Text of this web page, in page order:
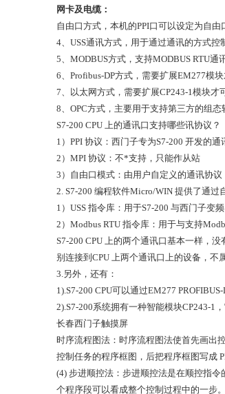
网卡及电缆：
自由口方式，本机的PPI口可以设定为自
4、USS通讯方式，用于通过通讯的方式
5、MODBUS方式，支持MODBUS RTU
6、Profibus-DP方式，需要扩展EM277模
7、以太网方式，需要扩展CP243-1模块才
8、OPC方式，主要用于支持第三方的组态
S7-200 CPU 上的通讯口支持哪些讯协议？
1）PPI 协议：西门子专为S7-200 开发的通
2）MPI 协议：不*支持，只能作从站
3）自由口模式：由用户自定义的通讯协
2. S7-200 编程软件Micro/WIN 提供了通过
1）USS 指令库：用于S7-200 与西门子变
2）Modbus RTU 指令库：用于与支持
S7-200 CPU 上的两个通讯口基本一样，
别连接到CPU 上两个通讯口上的设备，不
3.另外，还有：
1).S7-200 CPU可以通过EM277
2).S7-200系统拥有一种智能模块CP243-1
长春西门子触摸屏
时序流程图法：时序流程图法使首先画出
控制任务的程序框图，后把程序框图写成
(4) 步进顺控法：步进顺控法是在顺控指
个程序段可以看成整个控制过程中的一步